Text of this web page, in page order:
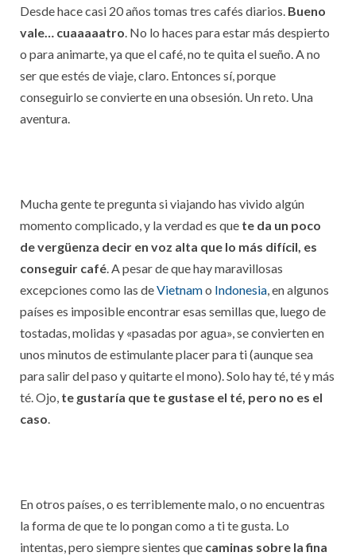
Desde hace casi 20 años tomas tres cafés diarios. Bueno
vale… cuaaaaatro. No lo haces para estar más despierto
o para animarte, ya que el café, no te quita el sueño. A no
ser que estés de viaje, claro. Entonces sí, porque
conseguirlo se convierte en una obsesión. Un reto. Una
aventura.
Mucha gente te pregunta si viajando has vivido algún
momento complicado, y la verdad es que te da un poco
de vergüenza decir en voz alta que lo más difícil, es
conseguir café. A pesar de que hay maravillosas
excepciones como las deVietnamo Indonesia, en algunos
países es imposible encontrar esas semillas que, luego de
tostadas, molidas y «pasadas por agua», se convierten en
unos minutos de estimulante placer para ti (aunque sea
para salir del paso y quitarte el mono). Solo hay té, té y más
té. Ojo, te gustaría que te gustase el té, pero no es el
caso.
En otros países, o es terriblemente malo, o no encuentras
la forma de que te lo pongan como a ti te gusta. Lo
intentas, pero siempre sientes que caminas sobre la fina